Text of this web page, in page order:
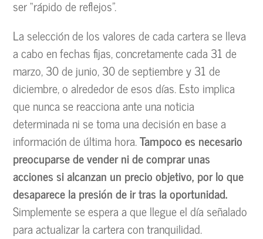
ser “rápido de reflejos”.
La selección de los valores de cada cartera se lleva
a cabo en fechas fijas, concretamente cada 31 de
marzo, 30 de junio, 30 de septiembre y 31 de
diciembre, o alrededor de esos días. Esto implica
que nunca se reacciona ante una noticia
determinada ni se toma una decisión en base a
información de última hora.Tampoco es necesario
preocuparse de vender ni de comprar unas
acciones si alcanzan un precio objetivo, por lo que
desaparece la presión de ir tras la oportunidad.
Simplemente se espera a que llegue el día señalado
para actualizar la cartera con tranquilidad.